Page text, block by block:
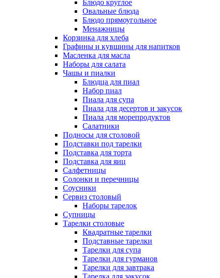
Блюдо круглое
Овальные блюда
Блюдо прямоугольное
Менажницы
Корзинка для хлеба
Графины и кувшины для напитков
Масленка для масла
Наборы для салата
Чашы и пиалки
Блюдца для пиал
Набор пиал
Пиала для супа
Пиала для десертов и закусок
Пиала для морепродуктов
Салатники
Подносы для столовой
Подставки под тарелки
Подставка для торта
Подставка для яиц
Салфетницы
Солонки и перечницы
Соусники
Сервиз столовый
Наборы тарелок
Супницы
Тарелки столовые
Квадратные тарелки
Подставные тарелки
Тарелки для супа
Тарелки для гурманов
Тарелки для завтрака
Тарелка для закусок